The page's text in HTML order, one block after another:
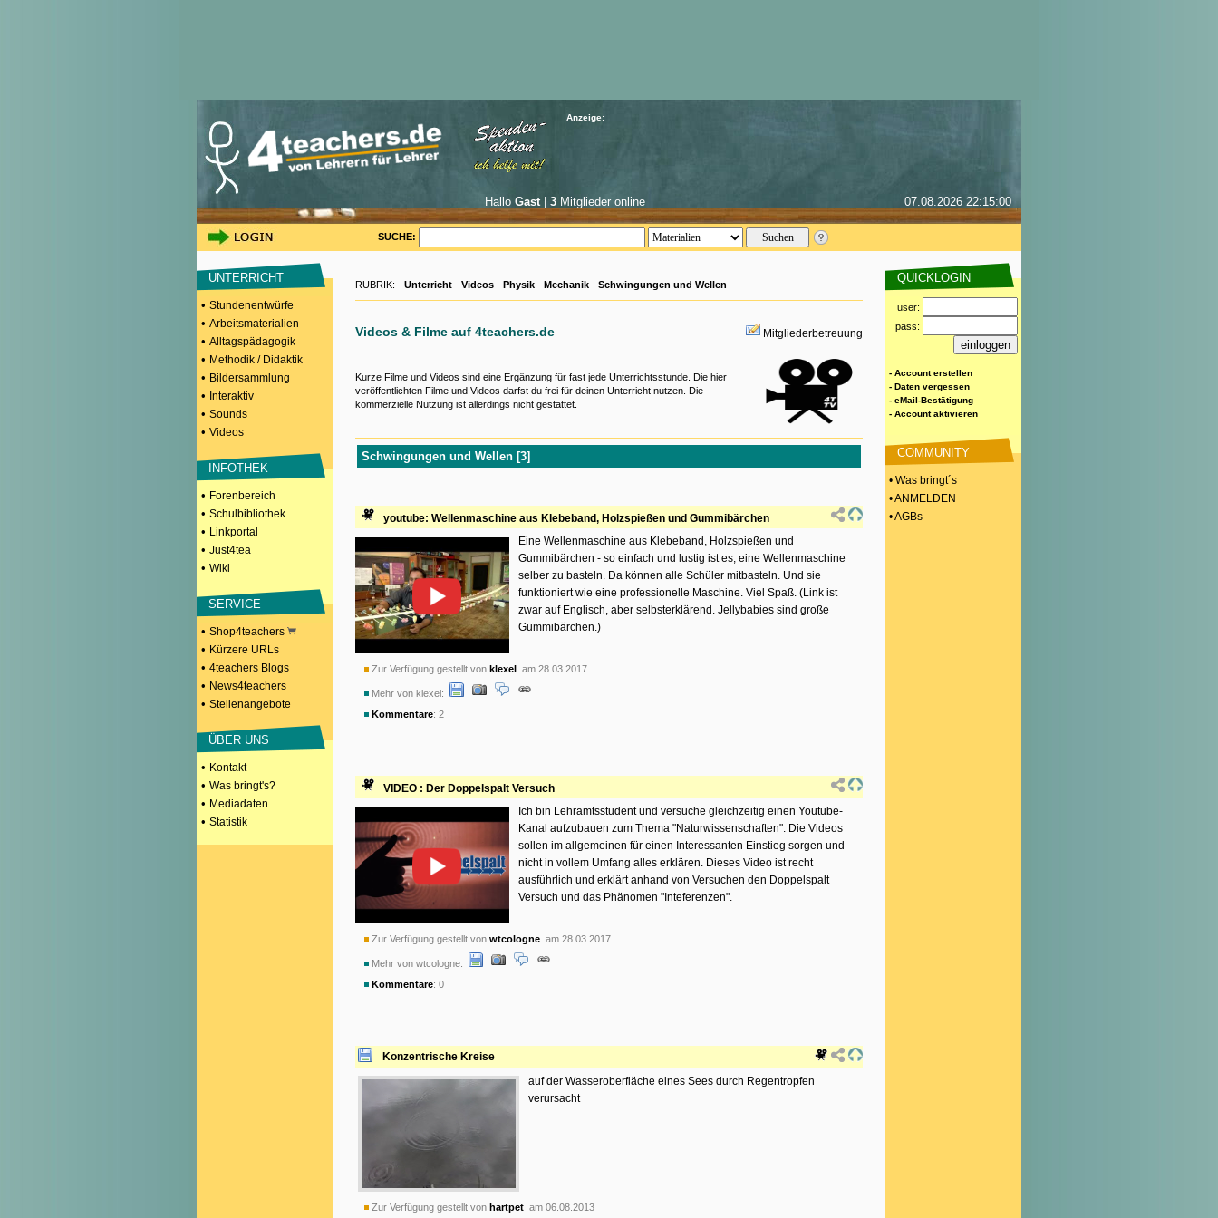
Anzeige:
Hallo Gast| 3Mitglieder online 07.08.2026 22:15:00
SUCHE:
UNTERRICHT
• Stundenentwürfe
• Arbeitsmaterialien
• Alltagspädagogik
• Methodik / Didaktik
• Bildersammlung
• Interaktiv
• Sounds
• Videos
INFOTHEK
• Forenbereich
• Schulbibliothek
• Linkportal
• Just4tea
• Wiki
SERVICE
• Shop4teachers
• Kürzere URLs
• 4teachers Blogs
• News4teachers
• Stellenangebote
ÜBER UNS
• Kontakt
• Was bringt's?
• Mediadaten
• Statistik
RUBRIK: - Unterricht - Videos - Physik - Mechanik - Schwingungen und Wellen
Videos & Filme auf 4teachers.de Mitgliederbetreuung
Kurze Filme und Videos sind eine Ergänzung für fast jede Unterrichtsstunde. Die hier
veröffentlichten Filme und Videos darfst du frei für deinen Unterricht nutzen. Die
kommerzielle Nutzung ist allerdings nicht gestattet.
Schwingungen und Wellen [3]
youtube: Wellenmaschine aus Klebeband, Holzspießen und Gummibärchen
Eine Wellenmaschine aus Klebeband, Holzspießen und
Gummibärchen - so einfach und lustig ist es, eine Wellenmaschine
selber zu basteln. Da können alle Schüler mitbasteln. Und sie
funktioniert wie eine professionelle Maschine. Viel Spaß. (Link ist
zwar auf Englisch, aber selbsterklärend. Jellybabies sind große
Gummibärchen.)
Zur Verfügung gestellt von klexel am 28.03.2017
Mehr von klexel:
Kommentare: 2
VIDEO : Der Doppelspalt Versuch
Ich bin Lehramtsstudent und versuche gleichzeitig einen Youtube-
Kanal aufzubauen zum Thema "Naturwissenschaften". Die Videos
sollen im allgemeinen für einen Interessanten Einstieg sorgen und
nicht in vollem Umfang alles erklären. Dieses Video ist recht
ausführlich und erklärt anhand von Versuchen den Doppelspalt
Versuch und das Phänomen "Inteferenzen".
Zur Verfügung gestellt von wtcologne am 28.03.2017
Mehr von wtcologne:
Kommentare: 0
Konzentrische Kreise
auf der Wasseroberfläche eines Sees durch Regentropfen
verursacht
Zur Verfügung gestellt von hartpet am 06.08.2013
QUICKLOGIN
user:
pass:
- Account erstellen
- Daten vergessen
- eMail-Bestätigung
- Account aktivieren
COMMUNITY
• Was bringt´s
• ANMELDEN
• AGBs